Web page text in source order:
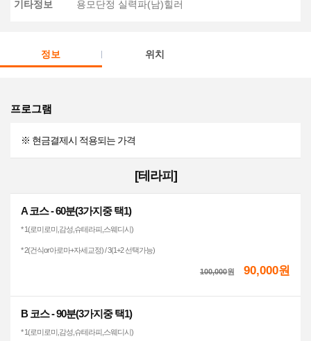
기타정보 용모단정 실력파(남)힐러
정보 위치
프로그램
※ 현금결제시 적용되는 가격
[테라피]
A 코스 - 60분(3가지중 택1)
* 1(로미로미,감성,슈테라피,스웨디시)
* 2(건식or아로마+자세교정) / 3(1+2 선택가능)
100,000원 90,000원
B 코스 - 90분(3가지중 택1)
* 1(로미로미,감성,슈테라피,스웨디시)